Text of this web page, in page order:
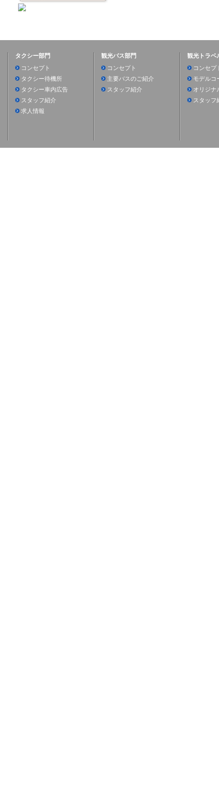
タクシー部門
コンセプト
タクシー待機所
タクシー車内広告
スタッフ紹介
求人情報
観光バス部門
コンセプト
主要バスのご紹介
スタッフ紹介
観光トラベ
コンセプ
モデルコ
オリジナ
スタッフ